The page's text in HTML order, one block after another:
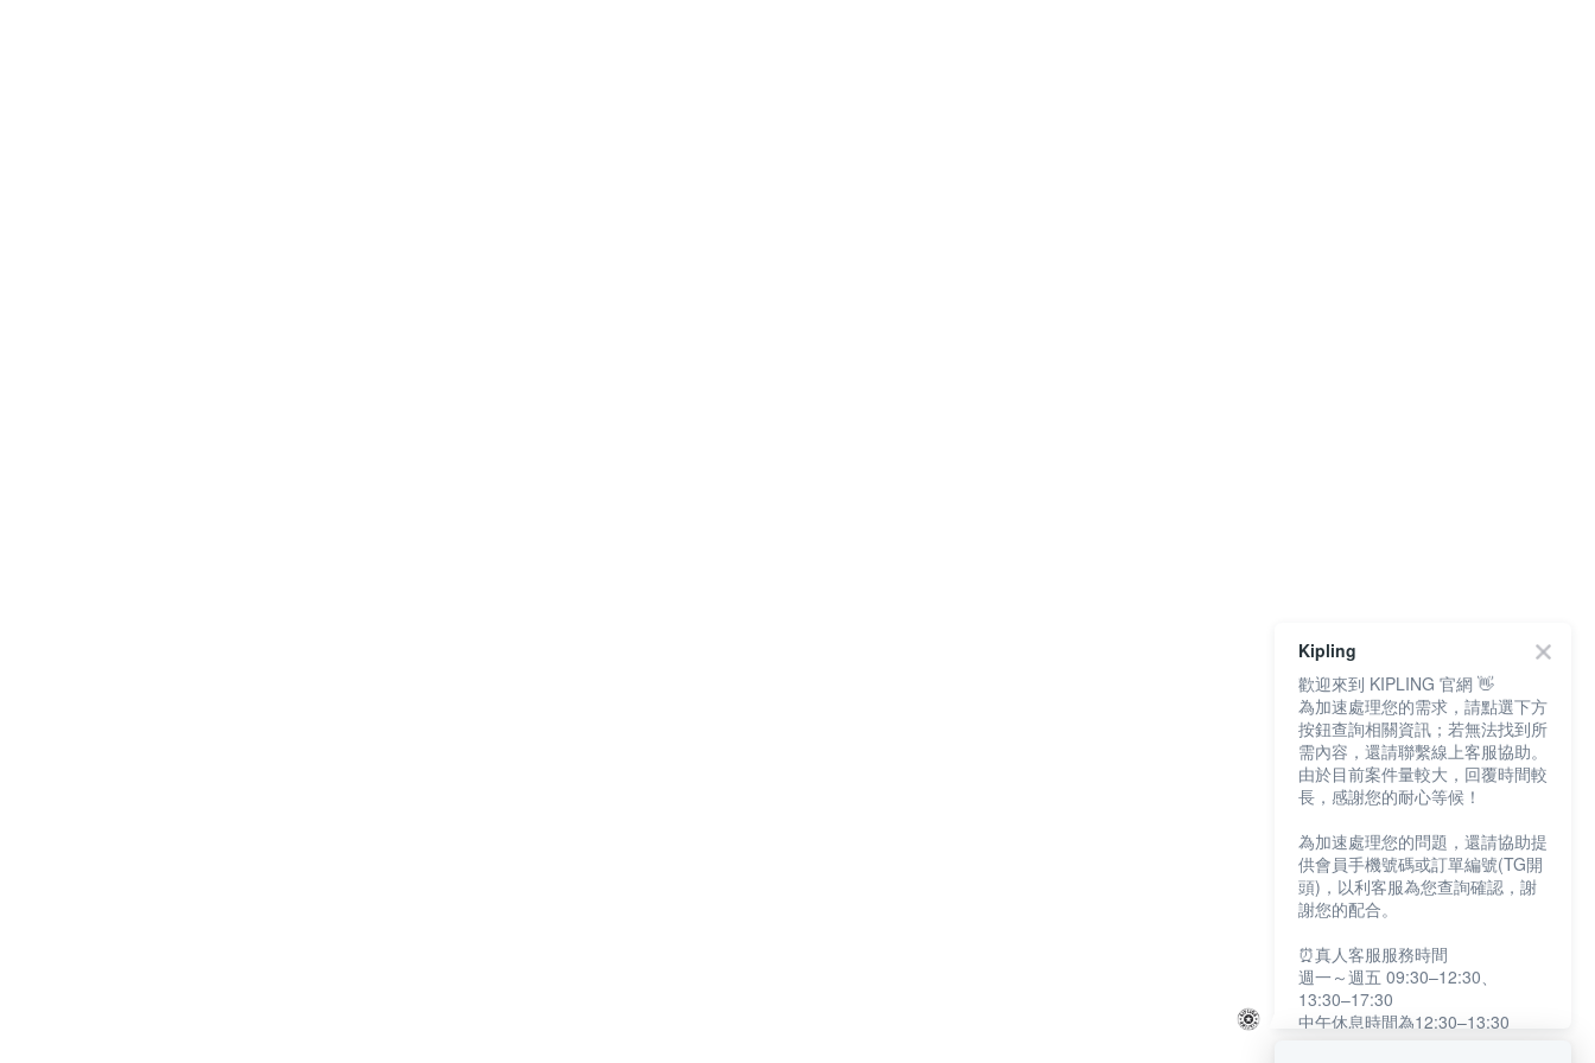
Kipling
歡迎來到 KIPLING 官網 👋
為加速處理您的需求，請點選下方
按鈕查詢相關資訊；若無法找到所
需內容，還請聯繫線上客服協助。
由於目前案件量較大，回覆時間較
長，感謝您的耐心等候！
為加速處理您的問題，還請協助提
供會員手機號碼或訂單編號(TG開
頭)，以利客服為您查詢確認，謝
謝您的配合。
⏰真人客服服務時間
週一～週五 09:30–12:30、
13:30–17:30
中午休息時間為12:30–13:30